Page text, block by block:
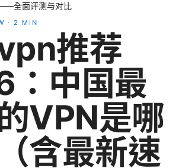
全面评测与对比
· 2 MIN
推荐
中国最
VPN是哪
含最新速